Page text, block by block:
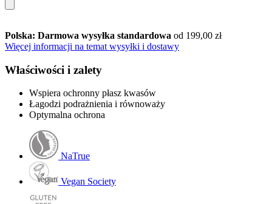
Polska: Darmowa wysyłka standardowa od 199,00 zł
Więcej informacji na temat wysyłki i dostawy
Właściwości i zalety
Wspiera ochronny płasz kwasów
Łagodzi podrażnienia i równoważy
Optymalna ochrona
NaTrue
Vegan Society